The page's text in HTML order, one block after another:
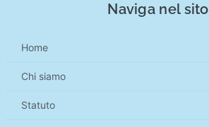
Naviga nel sito
Home
Chi siamo
Statuto